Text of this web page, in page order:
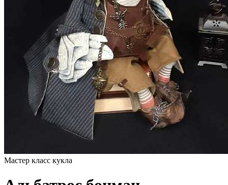
Мастер класс кукла